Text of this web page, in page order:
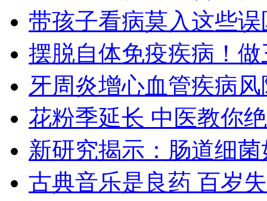
带孩子看病莫入这些误
摆脱自体免疫疾病！
牙周炎增心血管疾病
花粉季延长 中医教你
新研究揭示：肠道细
古典音乐是良药 百岁